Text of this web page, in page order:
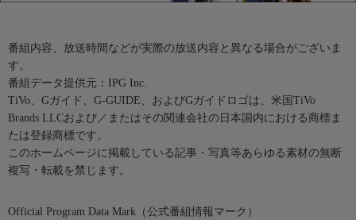
番組内容、放送時間などが実際の放送内容と異なる場合がございま
す。
番組データ提供元：IPG Inc.
TiVo、Gガイド、G-GUIDE、およびGガイドロゴは、米国TiVo
Brands LLCおよび／またはその関連会社の日本国内における商標ま
たは登録商標です。
このホームページに掲載している記事・写真等あらゆる素材の無断
複写・転載を禁じます。
Official Program Data Mark（公式番組情報マーク）